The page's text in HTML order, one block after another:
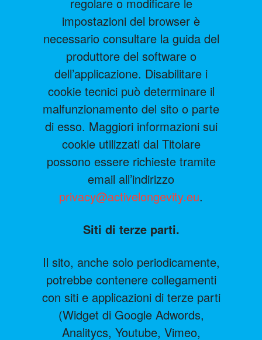
impostazioni del browser è
necessario consultare la guida del
produttore del software o
dell’applicazione. Disabilitare i
cookie tecnici può determinare il
malfunzionamento del sito o parte
di esso. Maggiori informazioni sui
cookie utilizzati dal Titolare
possono essere richieste tramite
email all’indirizzo
privacy@activelongevity.eu.
Siti di terze parti.
Il sito, anche solo periodicamente,
potrebbe contenere collegamenti
con siti e applicazioni di terze parti
(Widget di Google Adwords,
Analitycs, Youtube, Vimeo,